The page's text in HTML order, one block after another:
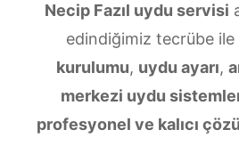
Necip Fazıl uydu servisi
edindiğimiz tecrübe ile
kurulumu, uydu ayarı,
merkezi uydu
profesyonel ve kalıcı